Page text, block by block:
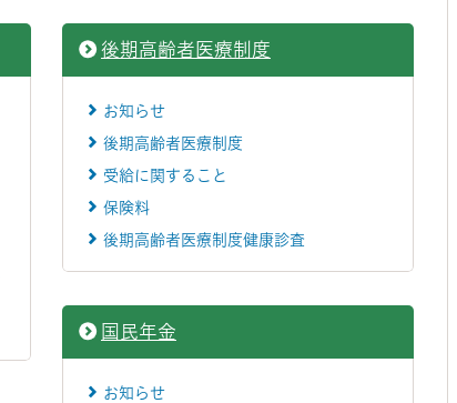
後期高齢者医療制度
お知らせ
後期高齢者医療制度
受給に関すること
保険料
後期高齢者医療制度健康診査
国民年金
お知らせ